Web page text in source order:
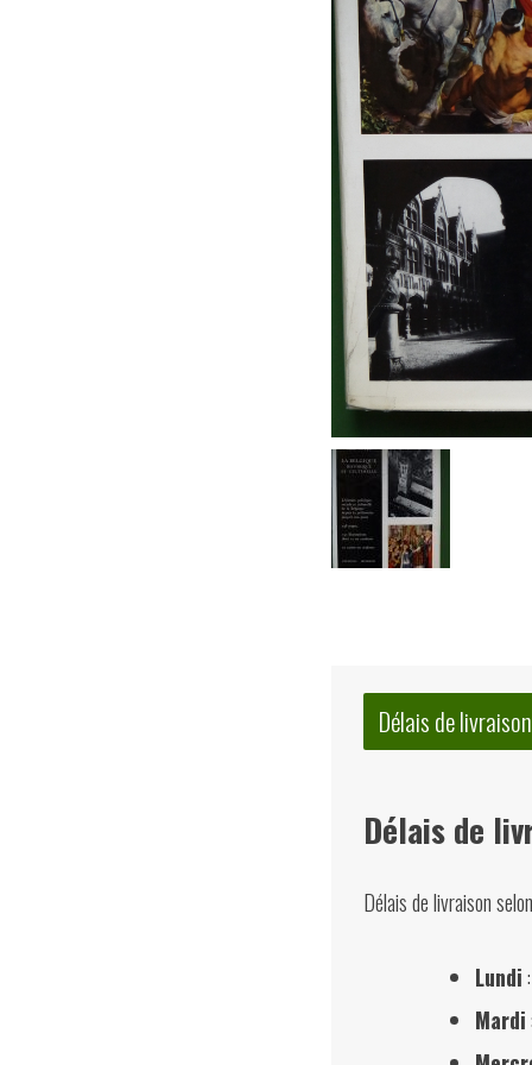
Délais de livraison
Délais de
Délais de livraison
Lundi
Mardi